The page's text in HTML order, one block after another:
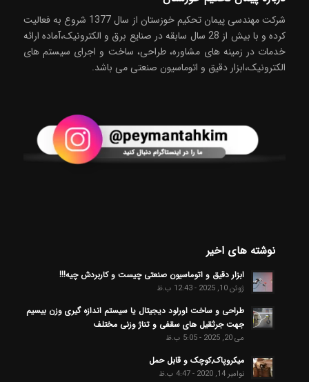
شركت مهندسی پیمان تحکیم خوزستان از سال 1377 شروع به فعاليت
كرده و با بیش از 28 سال سابقه در صنايع برق و الکترونیک،آماده ارائه
خدمات در زمینه های مشاوره، طراحی، ساخت و اجرای سیستم های
الکترونیک،ابزار دقیق و اتوماسیون صنعتی می باشد.
نوشته های اخیر
ابزار دقیق و اتوماسیون صنعتی چیست و کاربردش چیه!!!
ژوئن 10, 2025 - 12:43 ب.ظ
طراحی و ساخت اورلود دیجیتال یا سیستم اندازه گیری وزن بیسیم
جهت جرثقیل های سقفی و تناژ وزنی مختلف
می 20, 2025 - 5:05 ب.ظ
میکروپاک٬کوچک و قابل حمل
نوامبر 14, 2020 - 4:47 ب.ظ